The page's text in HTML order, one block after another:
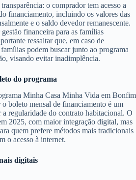
o comprador tem acesso a
financiamento, incluindo os valores das
e o saldo devedor remanescente.
financeira para as famílias
ressaltar que, em caso de
podem buscar junto ao programa
visando evitar inadimplência.
do programa
Minha Casa Minha Vida em Bonfim
boleto mensal de financiamento é um
a regularidade do contrato habitacional. O
2025, com maior integração digital, mas
quem prefere métodos mais tradicionais
o acesso à internet.
digitais